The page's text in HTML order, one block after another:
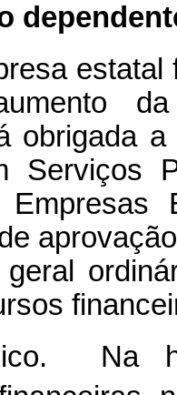
estatal
obrigada
Serviços
geral
Na